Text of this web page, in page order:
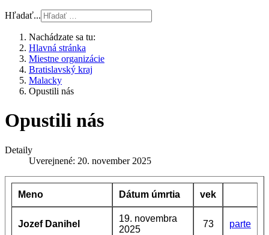
Hľadať...
Nachádzate sa tu:
Hlavná stránka
Miestne organizácie
Bratislavský kraj
Malacky
Opustili nás
Opustili nás
Detaily
Uverejnené: 20. november 2025
Meno Dátum úmrtia vek
Jozef Danihel
19. novembra
2025
73 parte